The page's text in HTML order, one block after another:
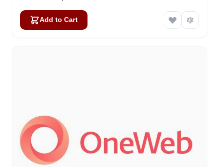
Add to Cart